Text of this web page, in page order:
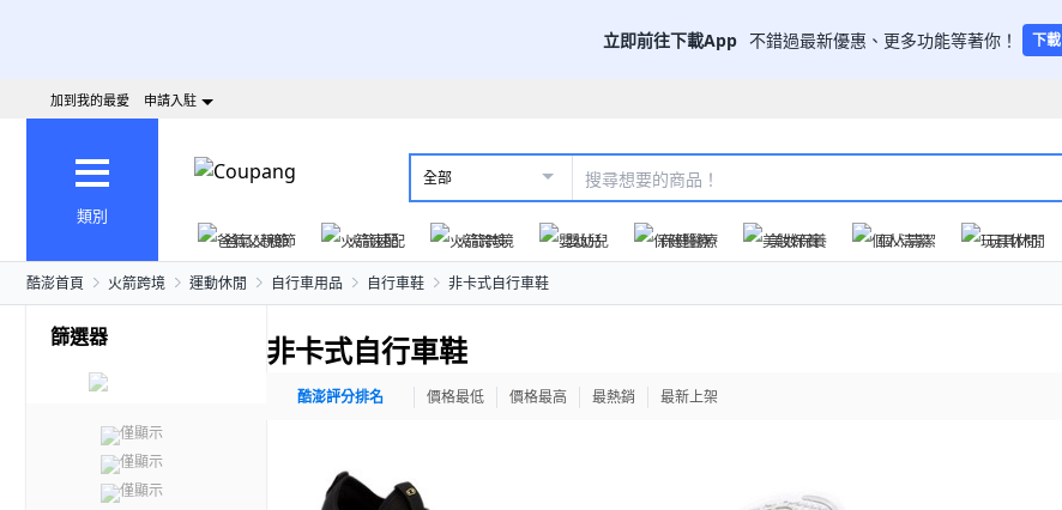
立即前往下載App 不錯過最新優惠、更多功能等著你！ 下載
加到我的最愛 申請入駐
類別
全部
爸氣父親節
火箭速配 火箭跨境 嬰幼兒 保健醫療 美妝保養 個人清潔 玩具休閒
酷澎首頁 火箭跨境 運動休閒 自行車用品 自行車鞋 非卡式自行車鞋
篩選器
僅顯示
僅顯示
僅顯示
非卡式自行車鞋
酷澎評分排名 價格最低 價格最高 最熱銷 最新上架